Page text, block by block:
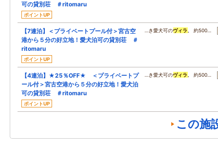
可の貸別荘 ＃ritomaru
ポイントUP
【7連泊】＜プライベートプール付＞宮古空
港から５分の好立地！愛犬泊可の貸別荘 ＃
ritomaru
ポイントUP
…き愛犬可のヴィラ 。 約500…
【4連泊】★25％OFF★ ＜プライベートプ
ール付＞宮古空港から５分の好立地！愛犬泊
可の貸別荘 ＃ritomaru
ポイントUP
…き愛犬可のヴィラ 。 約500…
この施